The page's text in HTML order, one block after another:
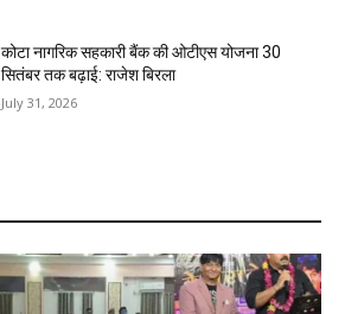
कोटा नागरिक सहकारी बैंक की ओटीएस योजना 30
सितंबर तक बढ़ाई: राजेश बिरला
July 31, 2026